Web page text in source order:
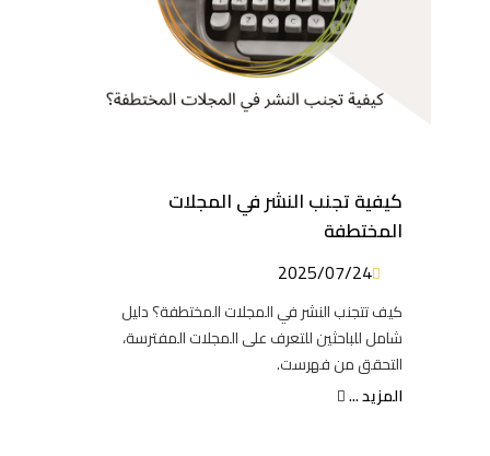
كيفية تجنب النشر في المجلات
المختطفة
2025/07/24
كيف تتجنب النشر في المجلات المختطفة؟ دليل
شامل للباحثين للتعرف على المجلات المفترسة،
التحقق من فهرست.
المزيد ...